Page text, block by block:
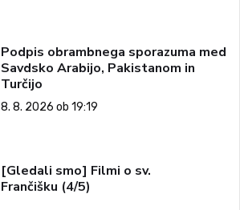
Podpis obrambnega sporazuma med
Savdsko Arabijo, Pakistanom in
Turčijo
8. 8. 2026 ob 19:19
[Gledali smo] Filmi o sv.
Frančišku (4/5)